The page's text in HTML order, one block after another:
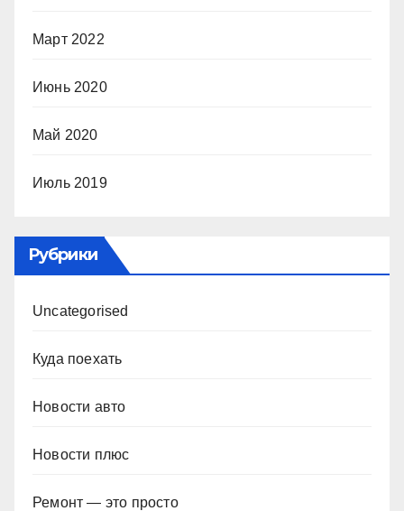
Март 2022
Июнь 2020
Май 2020
Июль 2019
Рубрики
Uncategorised
Куда поехать
Новости авто
Новости плюс
Ремонт — это просто